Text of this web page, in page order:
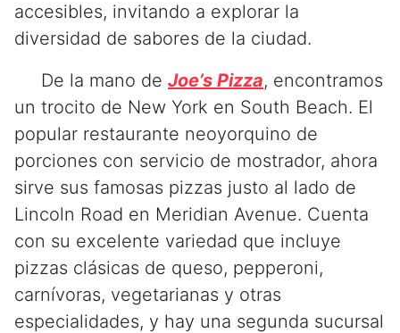
accesibles, invitando a explorar la
diversidad de sabores de la ciudad.
De la mano de Joe’s Pizza, encontramos
un trocito de New York en South Beach. El
popular restaurante neoyorquino de
porciones con servicio de mostrador, ahora
sirve sus famosas pizzas justo al lado de
Lincoln Road en Meridian Avenue. Cuenta
con su excelente variedad que incluye
pizzas clásicas de queso, pepperoni,
carnívoras, vegetarianas y otras
especialidades, y hay una segunda sucursal